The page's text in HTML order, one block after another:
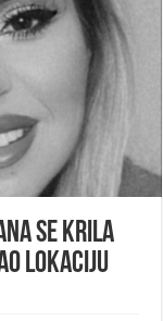
se krila
lokaciju